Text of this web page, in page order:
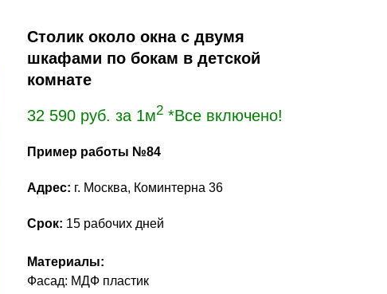
Столик около окна с двумя
шкафами по бокам в детской
комнате
32 590 руб. за 1м2 *Все включено!
Пример работы №84
Адрес: г. Москва, Коминтерна 36
Срок: 15 рабочих дней
Материалы:
Фасад: МДФ пластик